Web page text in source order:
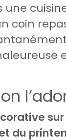
une
coin
du